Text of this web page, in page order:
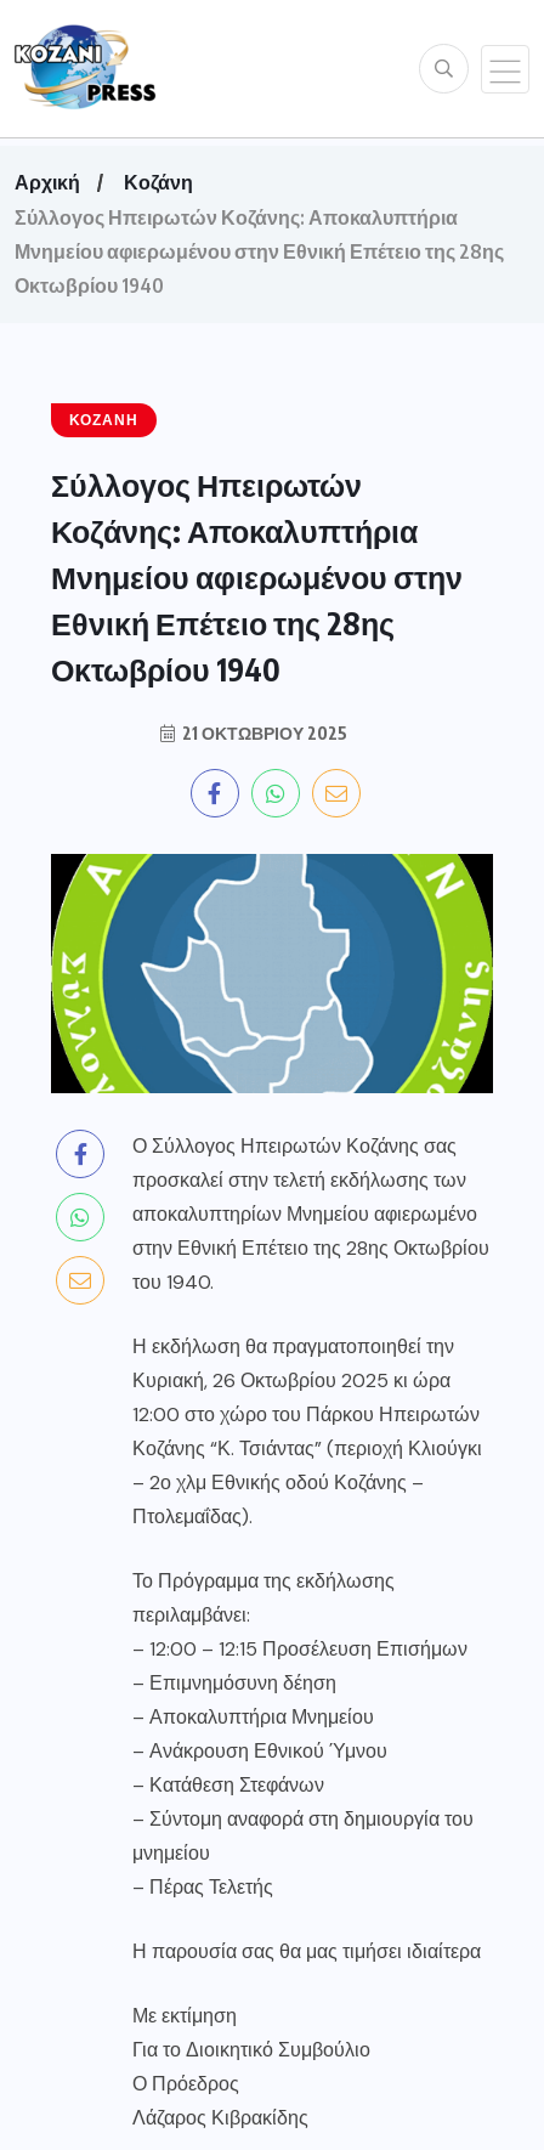
Αρχική
Κοζάνη
Σύλλογος Ηπειρωτών Κοζάνης: Αποκαλυπτήρια
Μνημείου αφιερωμένου στην Εθνική Επέτειο της 28ης
Οκτωβρίου 1940
ΚΟΖΆΝΗ
Σύλλογος Ηπειρωτών
Κοζάνης: Αποκαλυπτήρια
Μνημείου αφιερωμένου στην
Εθνική Επέτειο της 28ης
Οκτωβρίου 1940
21 ΟΚΤΩΒΡΊΟΥ 2025
Ο Σύλλογος Ηπειρωτών Κοζάνης σας
προσκαλεί στην τελετή εκδήλωσης των
αποκαλυπτηρίων Μνημείου αφιερωμένο
στην Εθνική Επέτειο της 28ης Οκτωβρίου
του 1940.
Η εκδήλωση θα πραγματοποιηθεί την
Κυριακή, 26 Οκτωβρίου 2025 κι ώρα
12:00 στο χώρο του Πάρκου Ηπειρωτών
Κοζάνης “Κ. Τσιάντας” (περιοχή Κλιούγκι
– 2ο χλμ Εθνικής οδού Κοζάνης –
Πτολεμαΐδας).
Το Πρόγραμμα της εκδήλωσης
περιλαμβάνει:
– 12:00 – 12:15 Προσέλευση Επισήμων
– Επιμνημόσυνη δέηση
– Αποκαλυπτήρια Μνημείου
– Ανάκρουση Εθνικού Ύμνου
– Κατάθεση Στεφάνων
– Σύντομη αναφορά στη δημιουργία του
μνημείου
– Πέρας Τελετής
Η παρουσία σας θα μας τιμήσει ιδιαίτερα
Με εκτίμηση
Για το Διοικητικό Συμβούλιο
Ο Πρόεδρος
Λάζαρος Κιβρακίδης